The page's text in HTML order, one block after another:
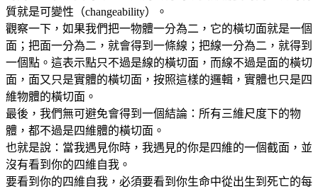
質就是可變性（changeability）。
觀察一下，如果我們把一物體一分為二，它的橫切面就是一個
面；把面一分為二，就會得到一條線；把線一分為二，就得到
一個點。這表示點只不過是線的橫切面，而線不過是面的橫切
面，面又只是實體的橫切面，按照這樣的邏輯，實體也只是四
維物體的橫切面。
最後，我們無可避免會得到一個結論：所有三維尺度下的物
體，都不過是四維體的橫切面。
也就是說：當我遇見你時，我遇見的你是四維的一個截面，並
沒有看到你的四維自我。
要看到你的四維自我，必須要看到你生命中從出生到死亡的每